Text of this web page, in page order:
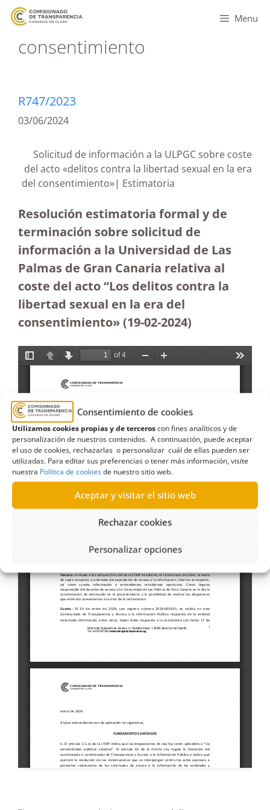
Consentimiento de cookies
Utilizamos cookies propias y de terceroscon fines analíticos y de
personalización de nuestros contenidos. A continuación, puede aceptar
el uso de cookies, rechazarlas o personalizar cuál de ellas pueden ser
utilizadas. Para editar sus preferencias o tener más información, visite
nuestra Política de cookiesde nuestro sitio web.
Aceptar y visitar el sitio web
Rechazar cookies
Personalizar opciones
Menu
consentimiento
R747/2023
03/06/2024
Solicitud de información a la ULPGC sobre coste
del acto «delitos contra la libertad sexual en la era
del consentimiento»| Estimatoria
Resolución estimatoria formal y de
terminación sobre solicitud de
información a la Universidad de Las
Palmas de Gran Canaria relativa al
coste del acto “Los delitos contra la
libertad sexual en la era del
consentimiento»(19-02-2024)